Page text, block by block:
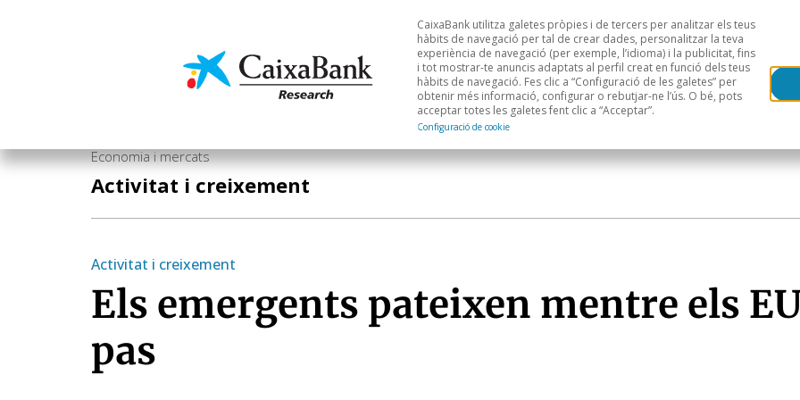
Economia i mercats Anàlisi sectorial Àrees geogràfiques
CaixaBank utilitza galetes pròpies i de tercers per analitzar els teus
hàbits de navegació per tal de crear dades, personalitzar la teva
experiència de navegació (per exemple, l’idioma) i la publicitat, fins
i tot mostrar-te anuncis adaptats al perfil creat en funció dels teus
hàbits de navegació. Fes clic a “Configuració de les galetes” per
obtenir més informació, configurar o rebutjar-ne l’ús. O bé, pots
acceptar totes les galetes fent clic a “Acceptar”.
Configuració de cookie
Economia i mercats
Activitat i creixement
Activitat i creixement
Els emergents pateixen mentre els
pas